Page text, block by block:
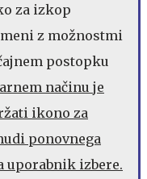
za izkop
z možnostmi
postopku
načinu je
ikono za
ponovnega
uporabnik izbere.